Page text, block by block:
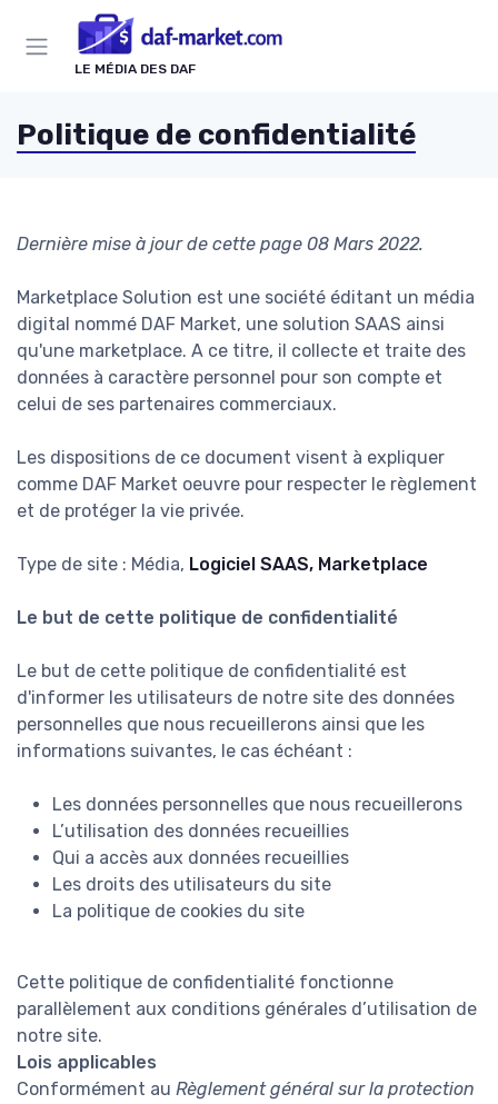
LE MÉDIA DES DAF
Politique de confidentialité
Dernière mise à jour de cette page 08 Mars 2022.
Marketplace Solution est une société éditant un média
digital nommé DAF Market, une solution SAAS ainsi
qu'une marketplace. A ce titre, il collecte et traite des
données à caractère personnel pour son compte et
celui de ses partenaires commerciaux.
Les dispositions de ce document visent à expliquer
comme DAF Market oeuvre pour respecter le règlement
et de protéger la vie privée.
Type de site : Média, Logiciel SAAS, Marketplace
Le but de cette politique de confidentialité
Le but de cette politique de confidentialité est
d'informer les utilisateurs de notre site des données
personnelles que nous recueillerons ainsi que les
informations suivantes, le cas échéant :
Les données personnelles que nous recueillerons
L’utilisation des données recueillies
Qui a accès aux données recueillies
Les droits des utilisateurs du site
La politique de cookies du site
Cette politique de confidentialité fonctionne
parallèlement aux conditions générales d’utilisation de
notre site.
Lois applicables
Conformément au Règlement général sur la protection
Panneau de gestion des cookies